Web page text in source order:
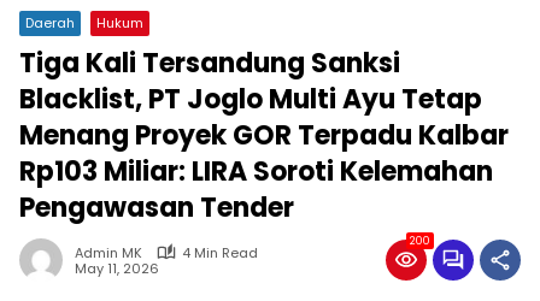
Daerah Hukum
Tiga Kali Tersandung Sanksi
Blacklist, PT Joglo Multi Ayu Tetap
Menang Proyek GOR Terpadu Kalbar
Rp103 Miliar: LIRA Soroti Kelemahan
Pengawasan Tender
Admin MK
4 Min Read
May 11, 2026
200